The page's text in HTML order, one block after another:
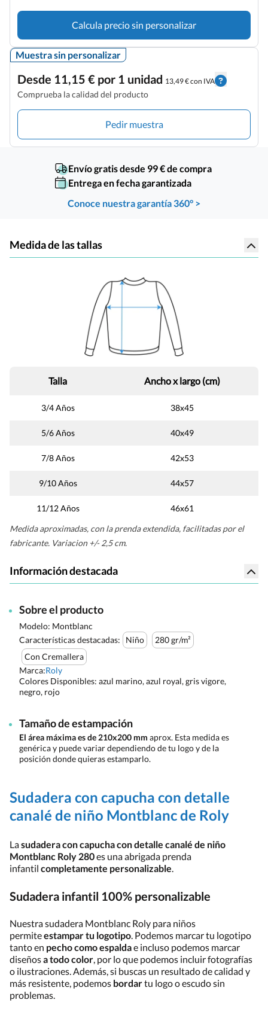
Calcula precio sin personalizar
Muestra sin personalizar
Desde 11,15 € por 1 unidad 13,49 € con IVA
Comprueba la calidad del producto
Pedir muestra
Envío gratis desde 99 € de compra
Entrega en fecha garantizada
Conoce nuestra garantía 360° >
Medida de las tallas
Talla Ancho x largo (cm)
3/4 Años 38x45
5/6 Años 40x49
7/8 Años 42x53
9/10 Años 44x57
11/12 Años
46x61
Medida aproximadas, con la prenda extendida, facilitadas por el
fabricante. Variacion +/- 2,5 cm.
Información destacada
Sobre el producto
Modelo: Montblanc
Características destacadas:
Niño
280 gr/m²
Con Cremallera
Marca:Roly
Colores Disponibles: azul marino, azul royal, gris vigore,
negro, rojo
Tamaño de estampación
El área máxima es de 210x200 mm aprox. Esta medida es
genérica y puede variar dependiendo de tu logo y de la
posición donde quieras estamparlo.
Sudadera con capucha con detalle
canalé de niño Montblanc de Roly
Lasudadera con capucha con detalle canalé de niño
Montblanc Roly 280es una abrigada prenda
infantil completamente personalizable.
Sudadera infantil 100% personalizable
Nuestra sudadera Montblanc Roly para niños
permiteestampar tu logotipo. Podemos marcar tu logotipo
tanto en pecho como espaldae incluso podemos marcar
diseñosa todo color, por lo que podemos incluir fotografías
o ilustraciones. Además, si buscas un resultado de calidad y
más resistente, podemos bordartu logo o escudo sin
problemas.